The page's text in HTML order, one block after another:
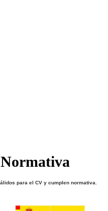
para el CV y cumplen normativa.